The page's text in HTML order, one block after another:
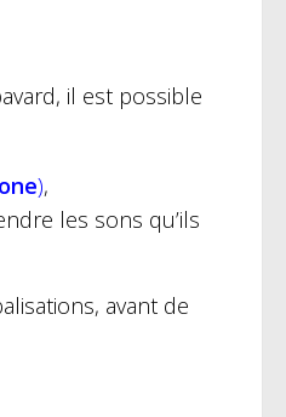
il est possible
),
les sons qu’ils
avant de